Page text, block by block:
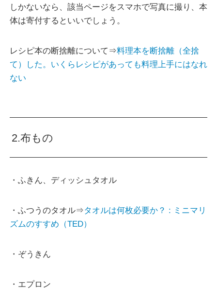
しかないなら、該当ページをスマホで写真に撮り、本
体は寄付するといいでしょう。
レシピ本の断捨離について⇒料理本を断捨離（全捨
て）した。いくらレシピがあっても料理上手にはなれ
ない
2.布もの
・ふきん、ディッシュタオル
・ふつうのタオル⇒タオルは何枚必要か？ : ミニマリ
ズムのすすめ（TED）
・ぞうきん
・エプロン